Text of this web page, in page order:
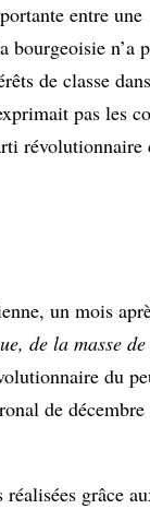
entre une
n’a
de classe
pas les
révolutionnaire
un mois
de la masse
du
de
grâce